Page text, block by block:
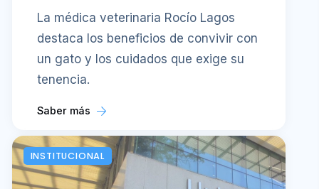
La médica veterinaria Rocío Lagos
destaca los beneficios de convivir con
un gato y los cuidados que exige su
tenencia.
Saber más
INSTITUCIONAL